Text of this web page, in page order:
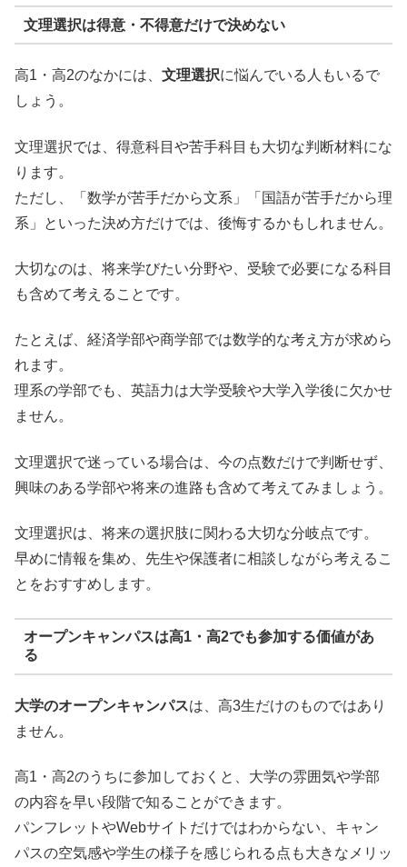
文理選択は得意・不得意だけで決めない
高1・高2のなかには、 文理選択に悩んでいる人もいるで
しょう。
文理選択では、得意科目や苦手科目も大切な判断材料にな
ります。
ただし、「数学が苦手だから文系」「国語が苦手だから理
系」といった決め方だけでは、後悔するかもしれません。
大切なのは、将来学びたい分野や、受験で必要になる科目
も含めて考えることです。
たとえば、経済学部や商学部では数学的な考え方が求めら
れます。
理系の学部でも、英語力は大学受験や大学入学後に欠かせ
ません。
文理選択で迷っている場合は、今の点数だけで判断せず、
興味のある学部や将来の進路も含めて考えてみましょう。
文理選択は、将来の選択肢に関わる大切な分岐点です。
早めに情報を集め、先生や保護者に相談しながら考えるこ
とをおすすめします。
オープンキャンパスは高1・高2でも参加する価値があ
る
大学のオープンキャンパスは、高3生だけのものではあり
ません。
高1・高2のうちに参加しておくと、大学の雰囲気や学部
の内容を早い段階で知ることができます。
パンフレットやWebサイトだけではわからない、キャン
パスの空気感や学生の様子を感じられる点も大きなメリッ